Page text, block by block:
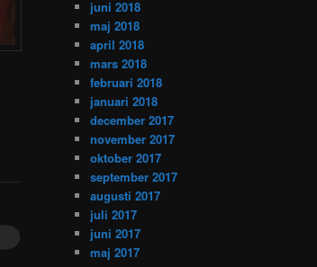
juni 2018
maj 2018
april 2018
mars 2018
februari 2018
januari 2018
december 2017
november 2017
oktober 2017
september 2017
augusti 2017
juli 2017
juni 2017
maj 2017